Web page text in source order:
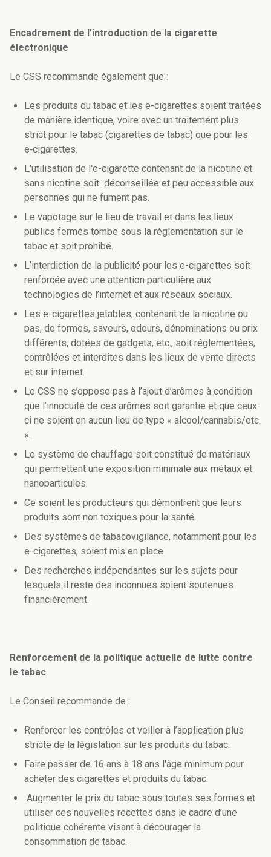
Encadrement de l’introduction de la cigarette
électronique
Le CSS recommande également que :
Les produits du tabac et les e-cigarettes soient traitées
de manière identique, voire avec un traitement plus
strict pour le tabac (cigarettes de tabac) que pour les
e‑cigarettes.
L'utilisation de l'e-cigarette contenant de la nicotine et
sans nicotine soit déconseillée et peu accessible aux
personnes qui ne fument pas.
Le vapotage sur le lieu de travail et dans les lieux
publics fermés tombe sous la réglementation sur le
tabac et soit prohibé.
L’interdiction de la publicité pour les e-cigarettes soit
renforcée avec une attention particulière aux
technologies de l’internet et aux réseaux sociaux.
Les e-cigarettes jetables, contenant de la nicotine ou
pas, de formes, saveurs, odeurs, dénominations ou prix
différents, dotées de gadgets, etc., soit réglementées,
contrôlées et interdites dans les lieux de vente directs
et sur internet.
Le CSS ne s’oppose pas à l’ajout d’arômes à condition
que l’innocuité de ces arômes soit garantie et que ceux-
ci ne soient en aucun lieu de type « alcool/cannabis/etc.
».
Le système de chauffage soit constitué de matériaux
qui permettent une exposition minimale aux métaux et
nanoparticules.
Ce soient les producteurs qui démontrent que leurs
produits sont non toxiques pour la santé.
Des systèmes de tabacovigilance, notamment pour les
e-cigarettes, soient mis en place.
Des recherches indépendantes sur les sujets pour
lesquels il reste des inconnues soient soutenues
financièrement.
Renforcement de la politique actuelle de lutte contre
le tabac
Le Conseil recommande de :
Renforcer les contrôles et veiller à l’application plus
stricte de la législation sur les produits du tabac.
Faire passer de 16 ans à 18 ans l'âge minimum pour
acheter des cigarettes et produits du tabac.
Augmenter le prix du tabac sous toutes ses formes et
utiliser ces nouvelles recettes dans le cadre d’une
politique cohérente visant à décourager la
consommation de tabac.